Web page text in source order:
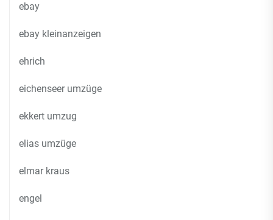
ebay
ebay kleinanzeigen
ehrich
eichenseer umzüge
ekkert umzug
elias umzüge
elmar kraus
engel